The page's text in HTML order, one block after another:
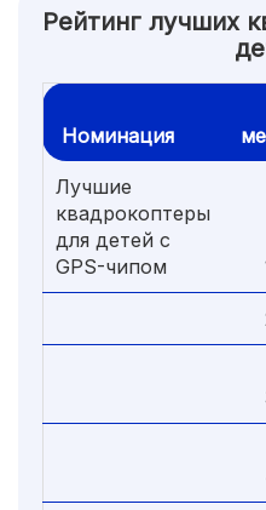
Рейтинг лучших
Номинация
Лучшие
квадрокоптеры
для детей с
GPS-чипом